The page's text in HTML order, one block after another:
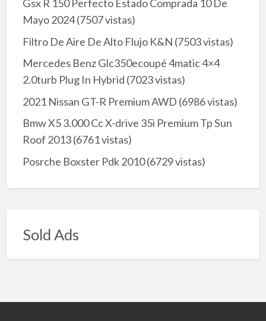
Gsx R 150 Perfecto Estado Comprada 10 De
Mayo 2024(7507 vistas)
Filtro De Aire De Alto Flujo K&N (7503 vistas)
Mercedes Benz Glc350ecoupé 4matic 4×4
2.0turb Plug In Hybrid (7023 vistas)
2021 Nissan GT-R Premium AWD (6986 vistas)
Bmw X5 3.000 Cc X-drive 35i Premium Tp Sun
Roof 2013(6761 vistas)
Posrche Boxster Pdk 2010(6729 vistas)
Sold Ads